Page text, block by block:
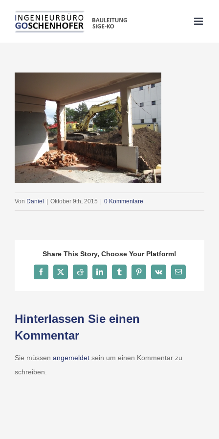
content
Von Daniel | Oktober 9th, 2015 | 0 Kommentare
Share This Story, Choose Your Platform!
Facebook
X Reddit LinkedInTumblrPinterest
Vk
E-
Mail
Hinterlassen Sie einen
Kommentar
Sie müssen angemeldet sein um einen Kommentar zu
schreiben.